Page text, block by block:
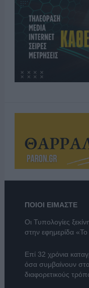
ΠΟΙΟΙ ΕΙΜΑΣΤΕ
Οι Τυπολογίες
στην εφημερίδα
Επί 32 χρόνια
όσα συμβαίνουν
διαφορετικούς